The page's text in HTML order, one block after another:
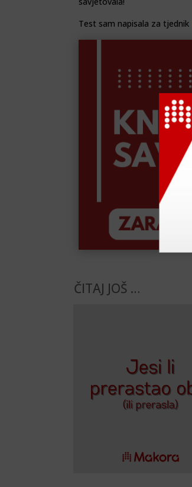
Test sam napisala za tjednik
ČITAJ JOŠ …